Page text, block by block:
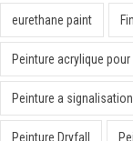
eurethane paint
Peinture acrylique pour
Peinture a signalisation
Peinture Dryfall